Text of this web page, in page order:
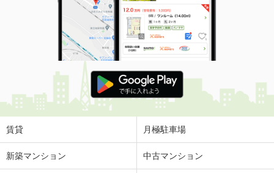
住 所
富山県富山市四方北窪
専有面積 50.05m²
間取り
1LDK
富山県富山市長江２丁目
価 格
3.30万円
住 所
富山県富山市長江２丁目
専有面積
富山県富山市中島４丁目
賃貸 月極駐車場
新築マンション 中古マンション